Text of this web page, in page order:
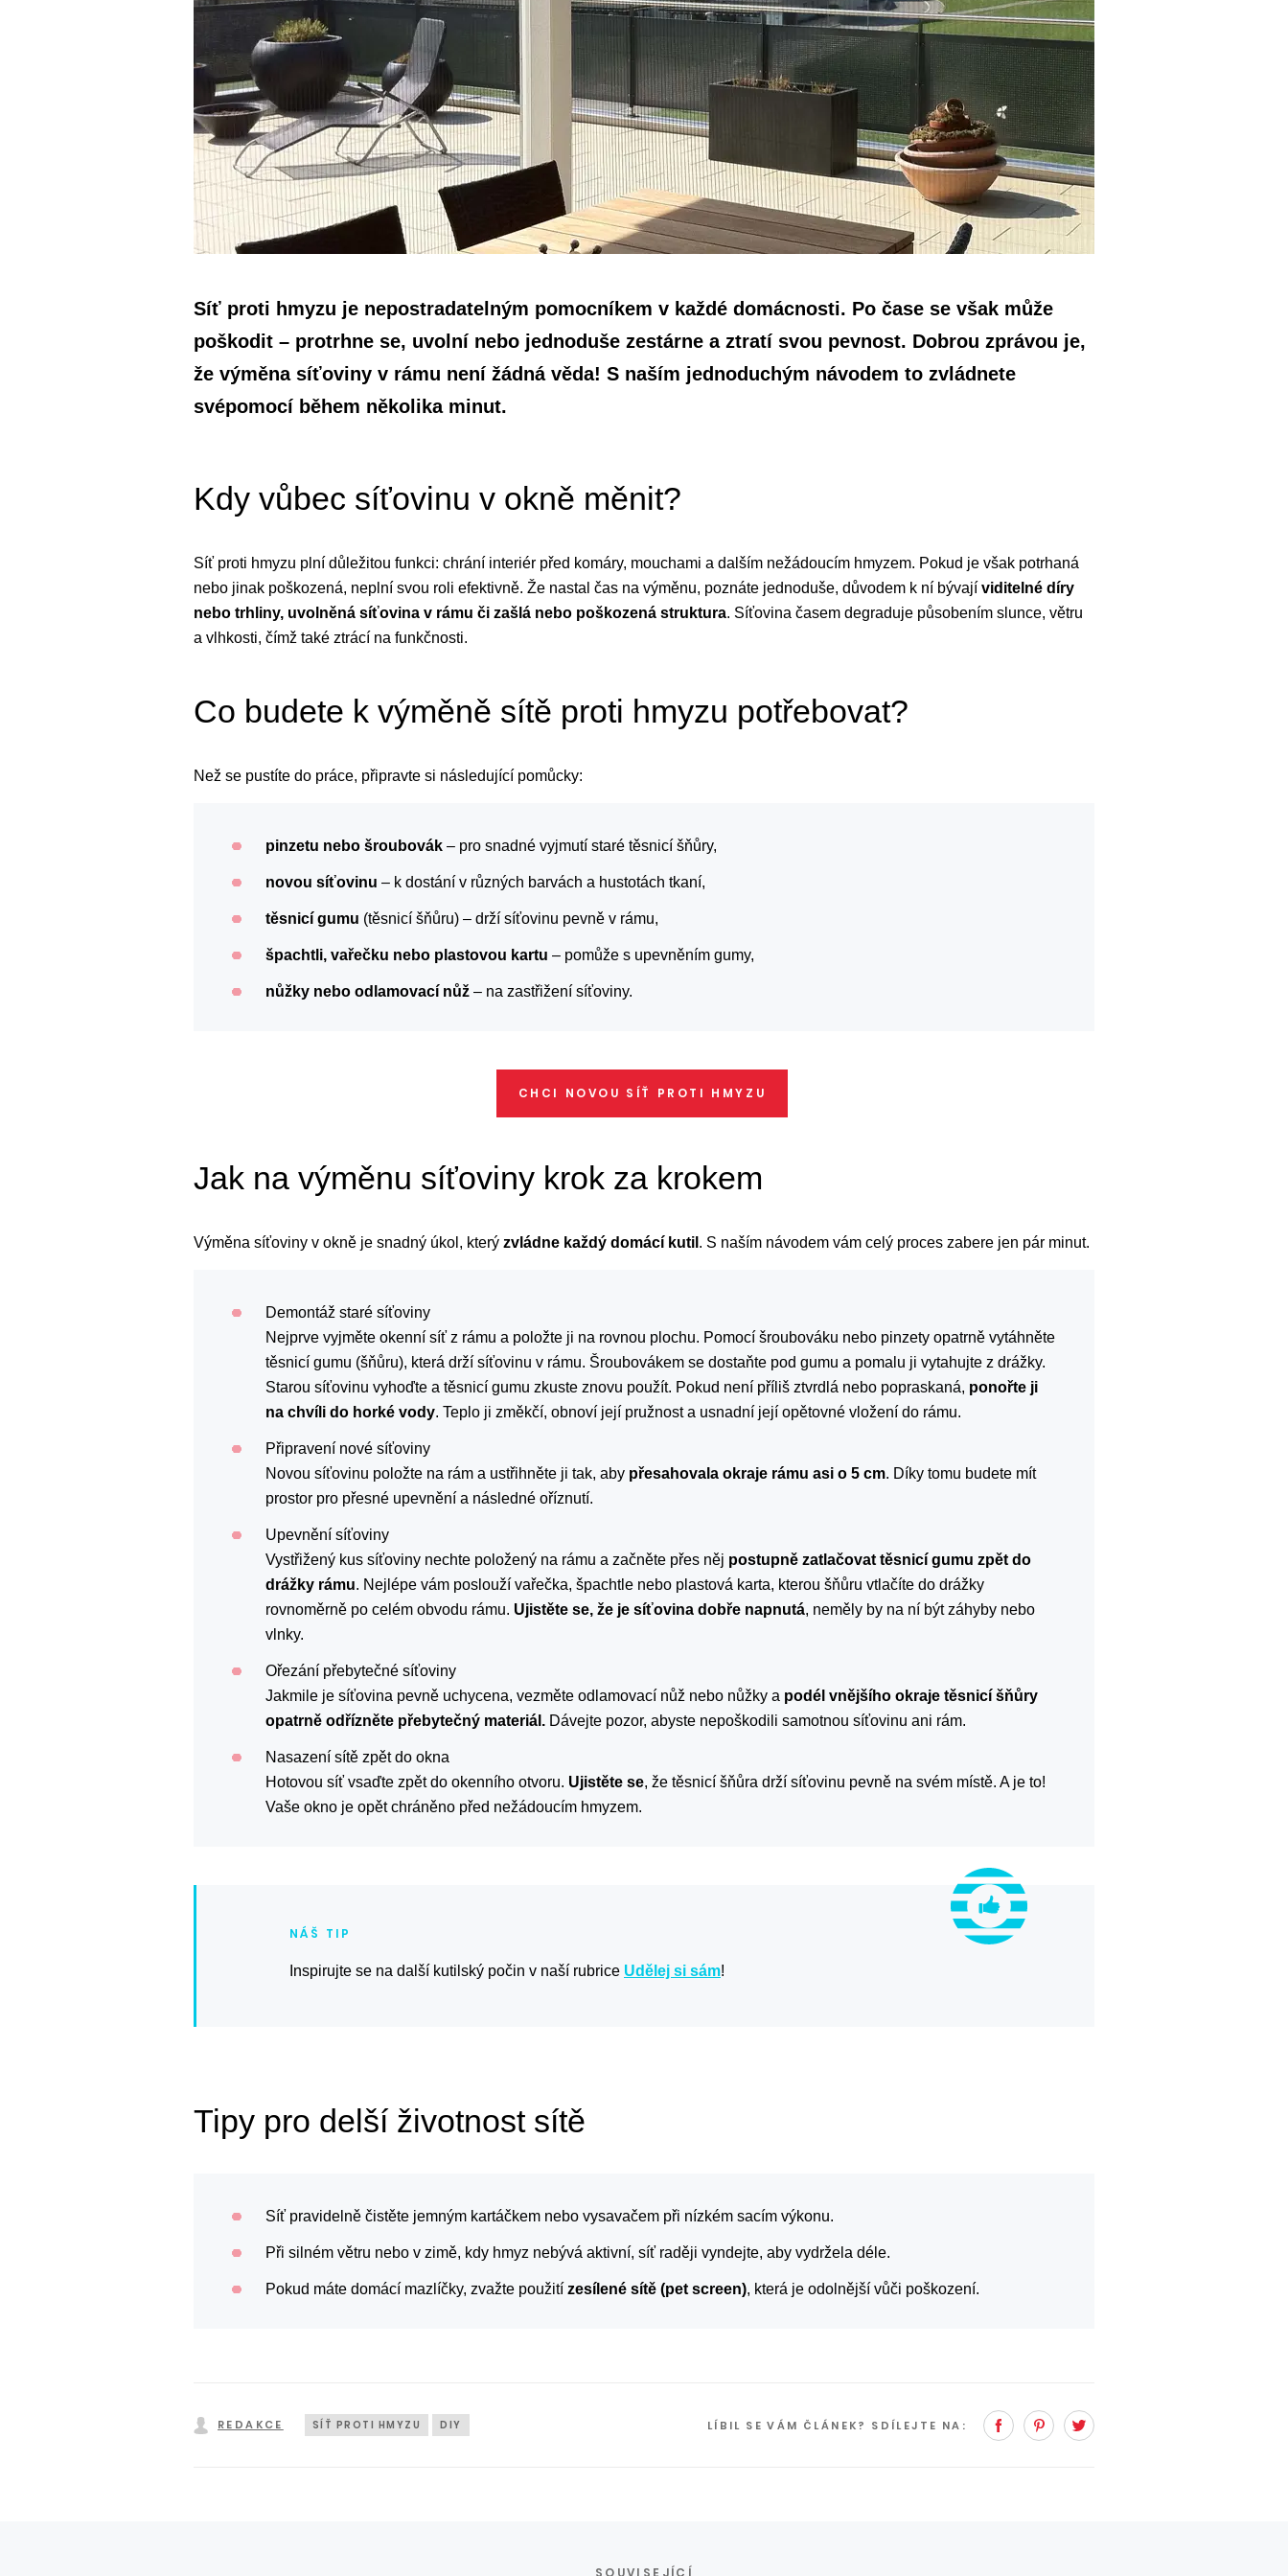
Síť proti hmyzu je nepostradatelným pomocníkem v každé domácnosti. Po čase se však může
poškodit – protrhne se, uvolní nebo jednoduše zestárne a ztratí svou pevnost. Dobrou zprávou je,
že výměna síťoviny v rámu není žádná věda! S naším jednoduchým návodem to zvládnete
svépomocí během několika minut.
Kdy vůbec síťovinu v okně měnit?
Síť proti hmyzu plní důležitou funkci: chrání interiér před komáry, mouchami a dalším nežádoucím hmyzem. Pokud je však potrhaná
nebo jinak poškozená, neplní svou roli efektivně. Že nastal čas na výměnu, poznáte jednoduše, důvodem k ní bývají viditelné díry
nebo trhliny, uvolněná síťovina v rámu či zašlá nebo poškozená struktura. Síťovina časem degraduje působením slunce, větru
a vlhkosti, čímž také ztrácí na funkčnosti.
Co budete k výměně sítě proti hmyzu potřebovat?
Než se pustíte do práce, připravte si následující pomůcky:
pinzetu nebo šroubovák – pro snadné vyjmutí staré těsnicí šňůry,
novou síťovinu – k dostání v různých barvách a hustotách tkaní,
těsnicí gumu (těsnicí šňůru) – drží síťovinu pevně v rámu,
špachtli, vařečku nebo plastovou kartu – pomůže s upevněním gumy,
nůžky nebo odlamovací nůž – na zastřižení síťoviny.
CHCI NOVOU SÍŤ PROTI HMYZU
Jak na výměnu síťoviny krok za krokem
Výměna síťoviny v okně je snadný úkol, který zvládne každý domácí kutil . S naším návodem vám celý proces zabere jen pár minut.
Demontáž staré síťoviny
Nejprve vyjměte okenní síť z rámu a položte ji na rovnou plochu. Pomocí šroubováku nebo pinzety opatrně vytáhněte
těsnicí gumu (šňůru), která drží síťovinu v rámu. Šroubovákem se dostaňte pod gumu a pomalu ji vytahujte z drážky.
Starou síťovinu vyhoďte a těsnicí gumu zkuste znovu použít. Pokud není příliš ztvrdlá nebo popraskaná, ponořte ji
na chvíli do horké vody. Teplo ji změkčí, obnoví její pružnost a usnadní její opětovné vložení do rámu.
Připravení nové síťoviny
Novou síťovinu položte na rám a ustřihněte ji tak, aby přesahovala okraje rámu asi o 5 cm. Díky tomu budete mít
prostor pro přesné upevnění a následné oříznutí.
Upevnění síťoviny
Vystřižený kus síťoviny nechte položený na rámu a začněte přes něj postupně zatlačovat těsnicí gumu zpět do
drážky rámu. Nejlépe vám poslouží vařečka, špachtle nebo plastová karta, kterou šňůru vtlačíte do drážky
rovnoměrně po celém obvodu rámu. Ujistěte se, že je síťovina dobře napnutá, neměly by na ní být záhyby nebo
vlnky.
Ořezání přebytečné síťoviny
Jakmile je síťovina pevně uchycena, vezměte odlamovací nůž nebo nůžky a podél vnějšího okraje těsnicí šňůry
opatrně odřízněte přebytečný materiál. Dávejte pozor, abyste nepoškodili samotnou síťovinu ani rám.
Nasazení sítě zpět do okna
Hotovou síť vsaďte zpět do okenního otvoru. Ujistěte se, že těsnicí šňůra drží síťovinu pevně na svém místě. A je to!
Vaše okno je opět chráněno před nežádoucím hmyzem.
Inspirujte se na další kutilský počin v naší rubrice Udělej si sám!
Tipy pro delší životnost sítě
Síť pravidelně čistěte jemným kartáčkem nebo vysavačem při nízkém sacím výkonu.
Při silném větru nebo v zimě, kdy hmyz nebývá aktivní, síť raději vyndejte, aby vydržela déle.
Pokud máte domácí mazlíčky, zvažte použití zesílené sítě (pet screen), která je odolnější vůči poškození.
REDAKCE SÍŤ PROTI HMYZU DIY LÍBIL SE VÁM ČLÁNEK? SDÍLEJTE NA: FacebookPinterest
SOUVISEJÍCÍ